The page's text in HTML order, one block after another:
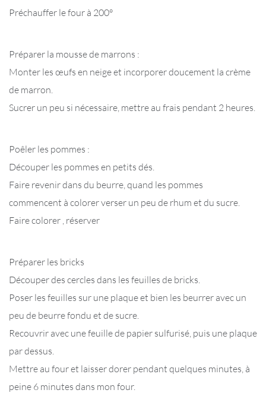
Préchauffer le four à 200°
Préparer la mousse de marrons :
Monter les œufs en neige et incorporer doucement la crème
de marron.
Sucrer un peu si nécessaire, mettre au frais pendant 2 heures.
Poêler les pommes :
Découper les pommes en petits dés.
Faire revenir dans du beurre, quand les pommes
commencent à colorer verser un peu de rhum et du sucre.
Faire colorer , réserver
Préparer les bricks
Découper des cercles dans les feuilles de bricks.
Poser les feuilles sur une plaque et bien les beurrer avec un
peu de beurre fondu et de sucre.
Recouvrir avec une feuille de papier sulfurisé, puis une plaque
par dessus.
Mettre au four et laisser dorer pendant quelques minutes, à
peine 6 minutes dans mon four.